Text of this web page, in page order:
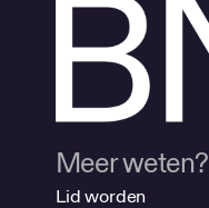
Meer weten?
Lid worden